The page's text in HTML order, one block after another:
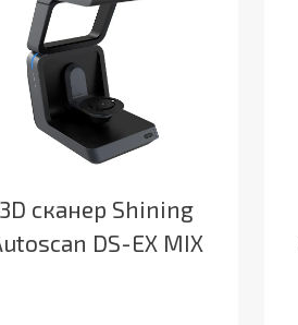
3D сканер Shining
DS-EX MIX